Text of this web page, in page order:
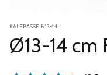
KALEBASSE B 13-14
Ø13-14 cm